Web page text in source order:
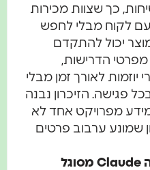
כך שצוות מכירות
עם לקוח מבלי לחפש
יכול להתקדם
הדרישות,
יוזמות לאורך זמן מבלי
פגישה. הזיכרון נבנה
מפרויקט אחד לא
שמונע ערבוב פרטים
הנה דוגמא שממחישה מה Claude מסוגל